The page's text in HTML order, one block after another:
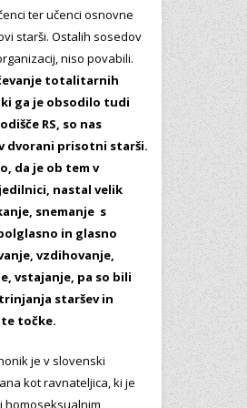
ter učenci osnovne
starši. Ostalih sosedov
niso povabili.
totalitarnih
ga je obsodilo tudi
RS, so nas
dvorani prisotni starši.
da je ob tem v
nastal velik
snemanje s
in glasno
vzdihovanje,
vstajanje, pa so bili
staršev in
točke.
je v slovenski
kot ravnateljica, ki je
homoseksualnim